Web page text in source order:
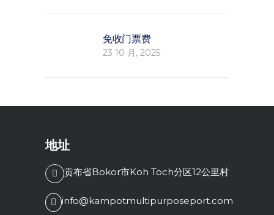
免收门票费
23 10 月, 2025
地址
贡布省Bokor市Koh Toch分区12公里村
info@kampotmultipurposeport.com